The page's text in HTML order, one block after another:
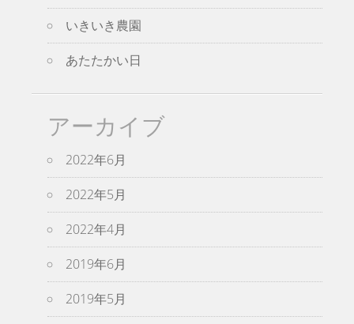
いきいき農園
あたたかい日
アーカイブ
2022年6月
2022年5月
2022年4月
2019年6月
2019年5月